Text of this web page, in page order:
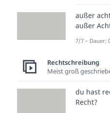
Dauer: 01:53
Dauer:
Dauer: 01:24
Dauer: 01:09
außer
außer
7/7 – Dauer:
Rechtschreibung
Meist groß
du hast
Recht?